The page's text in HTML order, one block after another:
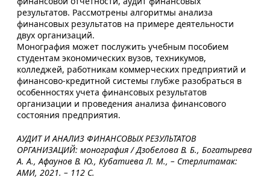
результатов. Рассмотрены алгоритмы анализа
финансовых результатов на примере деятельности
двух организаций.
Монография может послужить учебным пособием
студентам экономических вузов, техникумов,
колледжей, работникам коммерческих предприятий и
финансово-кредитной системы глубже разобраться в
особенностях учета финансовых результатов
организации и проведения анализа финансового
состояния предприятия.
АУДИТ И АНАЛИЗ ФИНАНСОВЫХ РЕЗУЛЬТАТОВ
ОРГАНИЗАЦИЙ: монография / Дзобелова В. Б., Богатырева
А. А., Афаунов В. Ю., Кубатиева Л. М., – Стерлитамак:
АМИ, 2021. – 112 С.